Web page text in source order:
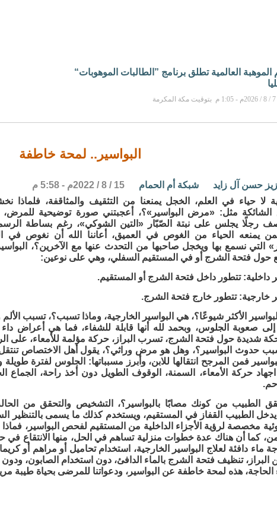
العالمية تطلق برنامج ”الطالبات الموهوبات“
البواسير.. لمحة خاطفة
حسن آل زايد شبكة أم الحمام
15 / 8 / 2022م - 5:58 م
لا حياء في العلم، الخجل يمنعنا من التثقيف والمثاقفة، فلماذا
الشائكة مثل: «مرض البواسير»؟، أعجبتني صورة توضيحية
رجلًا يجلس على نبتة الصّبّار «التين الشوكي»، رغم بساطة
يمنعه الحياء من الغوص في العميق، أعاننا الله أن نغوص في
التي نسمع بها ويخجل صاحبها من التحدث عنها مع الآخرين؟،
حول فتحة الشرج أو في المستقيم السفلي، وهي على نوعين:
الأكثر شيوعًا؟، هي البواسير الخارجية، وماذا تسبب؟، تسبب الألم
إلى صعوبة الجلوس، وبحمد لله أنها قابلة للشفاء، فما هي أعراض
شديدة حول فتحة الشرج، تسرب البراز، حركة مؤلمة للأمعاء، على الرغم
حدوث البواسير؟، وهل هو مرض وراثي؟، يقول أهل الاختصاص تنتقل
فمن المرجح انتقالها للابن، وأبرز مسبباتها: الجلوس لفترة
اجهاد حركة الأمعاء، السمنة، الوقوف الطويل دون أخذ راحة، الجماع
الطبيب من كونك مصابًا بالبواسير؟، التشخيص والتحقق من
يدخل الطبيب القفاز في المستقيم، ويستخدم كذلك ما يسمى بالتنظير
مخصصة لرؤية الأجزاء الداخلية من المستقيم لفحص البواسير،
ماء دافئة لعلاج البواسير الخارجية، استخدام تحاميل أو مراهم أو
البراز، تنظيف فتحة الشرج بالماء الدافئ، دون استخدام الصابون،
الحاجة، هذه لمحة خاطفة عن البواسير، ودعواتنا للمرضى بحياة طيبة